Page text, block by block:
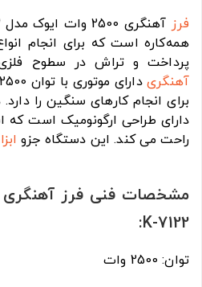
فرز آهنگری 2500 وات ایوک مدل K-7122 یک
همه‌کاره است که برای انجام
پرداخت و تراش در سطوح
آهنگری
برای انجام کارهای سنگین را
دارای طراحی ارگونومیک است که
راحت می کند. این دستگاه جزو
K-7122:
توان: 2500 وات